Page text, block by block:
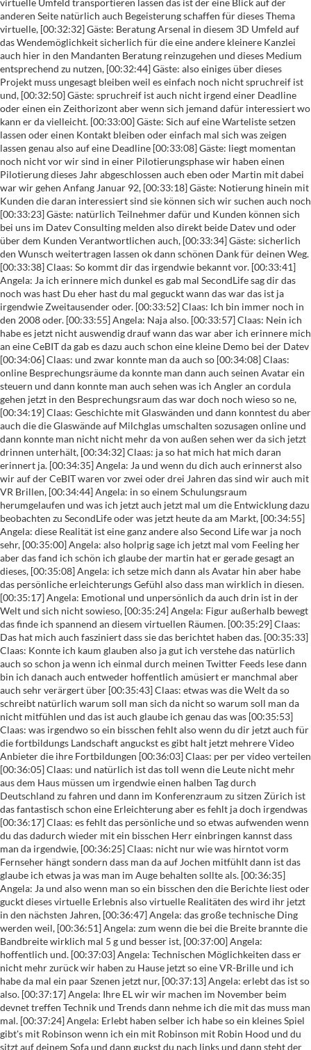
fehlt ja doch irgendwas [00:36:17] Claas: es fehlt das persönliche und so etwas aufwenden wenn du das dadurch wieder mit ein bisschen Herr einbringen kannst dass man da irgendwie, [00:36:25] Claas: nicht nur wie was hirntot vorm Fernseher hängt sondern dass man da auf Jochen mitfühlt dann ist das glaube ich etwas ja was man im Auge behalten sollte als. [00:36:35] Angela: Ja und also wenn man so ein bisschen den die Berichte liest oder guckt dieses virtuelle Erlebnis also virtuelle Realitäten des wird ihr jetzt in den nächsten Jahren, [00:36:47] Angela: das große technische Ding werden weil, [00:36:51] Angela: zum wenn die bei die Breite brannte die Bandbreite wirklich mal 5 g und besser ist, [00:37:00] Angela: hoffentlich und. [00:37:03] Angela: Technischen Möglichkeiten dass er nicht mehr zurück wir haben zu Hause jetzt so eine VR-Brille und ich habe da mal ein paar Szenen jetzt nur, [00:37:13] Angela: erlebt das ist so also. [00:37:17] Angela: Ihre EL wir wir machen im November beim devnet treffen Technik und Trends dann nehme ich die mit das muss man mal. [00:37:24] Angela: Erlebt haben selber ich habe so ein kleines Spiel gibt's mit Robinson wenn ich ein mit Robinson mit Robin Hood und du sitzt auf deinem Sofa und dann guckst du nach links und dann steht der neben dir und du erschrickst. [00:37:38] Angela: Na sowas was macht der da und des deshalb kriegt so so viel Emotionalität und ich glaube auch dass diese virtuellen Räume da in Zukunft noch eine ganz neue Bedeutung spinnenwerk. [00:37:51] Claas: Wir werden sehen wir werden sehen. [00:37:54] Angela: Kann kann ich aber wenn du magst gleich erkennst nicht war ja auf der dmexco. [00:37:59] Claas: Okay. [00:38:00] Angela: Das ist die größte Marketing Messe für online und Pipapo Geschichten und auch um da noch mal weil wenn wir jetzt diese, [00:38:10] Angela: avatar sich anguckt dieses zugibt die machen dann doch alles und ein etwas unfertigen Eindruck und da habe ich mir auf einem Stand die heißen, [00:38:22] Angela: puppet ihr's so nennt sich die Firma und die stehen Firmen Avatare her die dann quasi wie ein Chat Chatbot auf deiner Website oder in irgendwelchen Umgebungen haben sagen und, [00:38:35] Angela: Antworten geben. [00:38:38] Angela: Und die haben jetzt einen entwickelt ich habe den Namen vergessen und ein freundlicher Jugendlicher sage ich jetzt mal der kommuniziert mit dir also. [00:38:48] Angela: So so auf auf ganz klassische ja hallo wie geht es dir womit kann ich dir helfen und es deshalb der hat Sohn. [00:38:59] Angela: Gutes Gesicht also so so der der wirkt nicht sowieso ein technischer Roboter sondern hey das ist der Kumpel von dem Mann mit den kannst du mal quatschen und die sagen sie wollen das eben in diesen, [00:39:13] Angela: Chatbot, [00:39:15] Angela: Umgebungen einsetzen dass es nicht nur ein Schreiben also tippen und schriftlich an und lesen sondern dass du halt mit denen redest und die machen einen wirklich. [00:39:28] Angela: Angenehmen Eindruck in der Interaktion und die haben da jetzt so classic Paket also den den, [00:39:36] Angela: jungen gibt's jetzt eben für ich glaub viereinhalb 1000 € damit kannte für dich nicht viel Geld damit kannst du den, [00:39:43] Angela: individuell konfigurieren für deine Firma ist der kriegt ein T-Shirt mit einem Logo an und kannst ihm die Fragen und Antworten vorgeben und der hat künstliche Intelligenz dabei und lernt aufgrund der Fragen die im gestellt werden dann immer bessere Antworten zu geben. [00:39:58] Angela: Und solche Geschichten finde ich spannend wenn man die jetzt wie hier auf der dmexco da geht natürlich um um, [00:40:08] Angela: werbung möchte Werbung des aber auch in so Vorfeld Beratungen mit einzusetzen zusammen okay, [00:40:18] Angela: immer wieder die klassischen Fragen heute schaut man sich vielleicht ein Video an wie geht ein Prozent Regelung aber später dann mal in mit so einem freundlichen avatar dabei zu interagieren [00:40:31] Angela: kann ich mir auch gut vorstellen in den klassischen Aufgaben und wenn du dann die überlegst und wenn es dann. [00:40:39] Angela: Zu schwierig wird die Frage dann übergeben diese Boccia an einen echten Berater das lässt sich heute alles schon Steuern. [00:40:47] Claas: Ja das wird sicherlich zu nehmen. [00:40:53] Angela: Und die bei der Messe haben gemeint wo sie sich gut vorstellen können und wo auch der die Nachfrage groß ist ist im Mitarbeiter Recruiting. [00:41:05] Angela: Also wenn du eben auf so eine Web-Site gehst und da empfängt Dich da freundliche Oskar und du kannst ihn fragen ja wie ist denn das Team und wie viel Urlaub kriege ich dann dann gibt er da nette Antworten dazu stelle ich mir irgendwie goldig. [00:41:19] Claas: Na ich frage mich gerade ob die das nun sagen weil zurzeit halt jeder Personalmangel hat und du packst dann natürlich deine potenziellen Kunden am besten bei den bei den Schmerzen. [00:41:30] Angela: Ja hast du hast du wahrscheinlich recht weil das ist mir tatsächlich auf der dmexco eingefallen oder aufgefallen oder vielleicht hatte ich den Fokus auch schon so überall an allen Städten wo ich, [00:41:40] Angela: mich unterhalten habe war dann immer der zweite Satz ja und auch fürs Recruiting ist das gut. [00:41:46] Angela: Also da scheint da scheint auch insgesamt der Bedarf da zu sein. [00:41:52] Claas: Ja also ich finde es interessant und ich finde interessant wie sich das zunehmend vermischt damit man so aus dem reinen konsumieren, [00:42:01] Claas: rauskommt und in eine Interaktion kommt und das ist auch gleitender gewissen Emotionalität aufgeladen werden kann. [00:42:09] Claas: Ist schon interessant hast du nicht da das Vorgespräch gesagt da gibt's heute Veranstaltung die in dieses Schema passt. [00:42:17] Angela: Ja genau eine virtuelle Messe der Steuer Konvent von bfdh in December. [00:42:26] Angela: Da darf ich freundlicherweise einen Vortrag halten online das geht über zwei Tage und dann da gibt es auch [00:42:36] Angela: virtuelle Messestände aus ich bin gespannt wie die ausschauen ich werde mich natürlich auf dieser Messe auch, [00:42:42] Angela: herumtummeln und gucken wie das ausschaut ich kenn das auch aus Amerika schon [00:42:48] Angela: wo man dann halt wie beim echten stand mit so einem Avatar hingeht und sich mit dem dort anwesenden Berater unterhalten kann und sich die Dinge zeigen lassen kann [00:42:59] Angela: mal gucken wie die das umsetzen bin ich auch schon gespannt. [00:43:02] Claas: Also es ist eine Online Messe das heißt nicht so der Kohlenstoff Welt sondern eine Online Veranstaltung. [00:43:08] Angela: Genau klimaneutral muss mir heute zu sagen ja also du bist zwei Tage, [00:43:17] Angela: Blog sich dort online ein also zwei Tage finden in Anführungszeichen live statt, [00:43:23] Angela: und entscheidest halt wo du herum läufst was du dir anguckst wir dann auf einer echten Messer warum machst du es von deinem PC aus. [00:43:33] Claas: Oder störe ich auseinander also wie bei den Sims. [00:43:36] Angela: Das weiß ich noch nicht das habe ich selber noch nicht gesehen das ist dann zu gucken wie das da ausschaut diese Welt. [00:43:42] Claas: Ja also BFD ist hiermit aufgerufen mehr Informationen rauszuhauen ja weitere sein siehst du wieder eine Vermischung na also dann Stadt treffen oder Messe das dann halt mal. [00:43:56] Claas: Rein online. [00:43:58] Angela: Und mein persönlicher Tipp allerdings an der Stelle ist wirklich weil dieses jetzt virtuelle 3D Welt und und Arbeit auch gut es klingt dann ja für viele noch sehr weit weg. [00:44:12] Angela: Anfangen mit zu Tools wie Skype Meetings zu wie sie alle heißen einfach mal erstens mit Teammitgliedern auch solche Dinge auszuprobieren einfach diese Videokonferenzen, [00:44:27] Angela: zu nutzen und das auch mal mit Mandanten zu machen das erlebe ich das machen immer noch viel zu wenige. [00:44:34] Angela: Ins klassische Kommunikationsprogramm aufnehmen nach dem Motto sie erreichen uns per Telefon Fax brauchen wir ja nicht mehr E-Mail und per Zoom oder per Skype und das dann auch mal [00:44:49] Angela: aktiv zu nutzen ist schon mal der erste Schritt bevor man den 15 Schritt vom 3 geht. [00:44:56] Claas: Okay aber dann als Kommunikationskanal anbieten wie du deine Telefonnummer auch nach außen gibst sagst du dann okay und für Veranstaltungen. [00:45:07] Claas: Also unserem Kaminabend mit dem Berater oder der Beraterin und das einer vielleicht Thema vorbereitet man sich online. [00:45:17] Angela: Ja da würde ich immer den Unterschied machen natürlich kommt aufs Thema an in welcher Art ich kommuniziere und ein Strategie Thema oder. [00:45:28] Angela: Visionen Planungen entwickeln es macht mehr Sinn des im persönlichen Gespräch zu machen aber eine bilanzbesprechung ganz ehrlich ich frage mich immer, [00:45:41] Angela: wenn ich dort sitze ich war letzte Woche wieder dort wozu bin ich es war ja nur um die Ecke wozu fahre ich hätte irgendwie online auch sagen, [00:45:54] Angela: das ist jetzt nichts und da macht es aber trotzdem es macht schon mal einen Unterschied ob ich mit Videokonferenzen arbeite oder ohne, [00:46:03] Angela: das einfach mal ausprobiert zu haben ist schon was. [00:46:06] Claas: Also ich frage mich auch wie das mit deinem mit deiner Kanzlei da ist also die dich betreut ist nicht was du machst. [00:46:13] Angela: Doch ich wechsle ja gerade auch. [00:46:17] Angela: Ja hatte es hat sich jetzt besprochen nächstes Jahr bin ich bei dem anderen Steuer da wäre ich dann andere Dinge berichten hoffentlich nur die gut ja genau. [00:46:32] Claas: Gut aber wo war gerade bei Veranstaltungen sind also wir können auch noch mal hinweisen Ende Januar da bin ich auch das ist die [00:46:40] Claas: Stefan Homberg Kanzlei Entwickler hat die Veranstaltung auf die Beine gestellt ich glaube es sind so 40 Ausstellers ein Messetag kleines kleines Vortragsprogramm und ansonsten einfach treffen quatschen ganze Kanzlei mitnehmen. [00:46:54] Claas: Und sich mal ja ein Tag lang mit diesen Themen beschäftigen dort 40 Aussteller. [00:47:01] Claas: Moderator Preis